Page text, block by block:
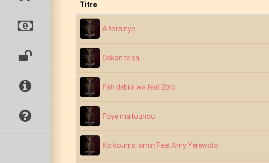
Titre
A fora nye
Dakan te sa
Fah debila wa feat 2bto
Foye ma tounou
Ko kouma lamin Feat Amy Yèrèwolo